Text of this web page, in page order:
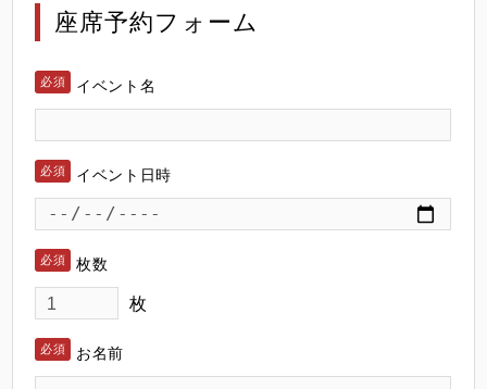
座席予約フォーム
イベント名
イベント日時
枚数
枚
お名前